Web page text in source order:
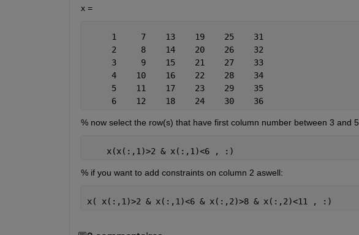
x =
     1     7    13    19    25    31
     2     8    14    20    26    32
     3     9    15    21    27    33
     4    10    16    22    28    34
     5    11    17    23    29    35
     6    12    18    24    30    36
% now select the row(s) that have first column number between 3 and 5
    x(x(:,1)>2 & x(:,1)<6 , :)
% if you want to add constraints on column 2 aswell:
x( x(:,1)>2 & x(:,1)<6 & x(:,2)>8 & x(:,2)<11 , :)